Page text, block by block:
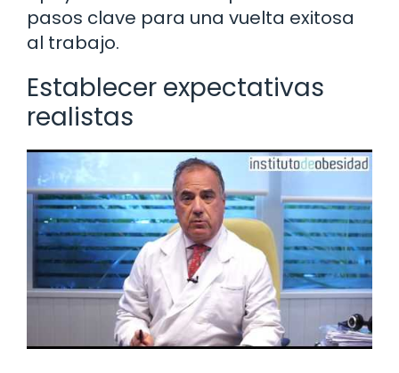
pasos clave para una vuelta exitosa
al trabajo.
Establecer expectativas
realistas